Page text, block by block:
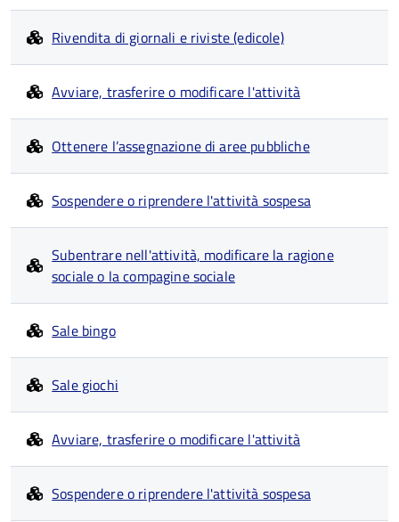
Rivendita di giornali e riviste (edicole)
Avviare, trasferire o modificare l'attività
Ottenere l’assegnazione di aree pubbliche
Sospendere o riprendere l'attività sospesa
Subentrare nell'attività, modificare la ragione
sociale o la compagine sociale
Sale bingo
Sale giochi
Avviare, trasferire o modificare l'attività
Sospendere o riprendere l'attività sospesa